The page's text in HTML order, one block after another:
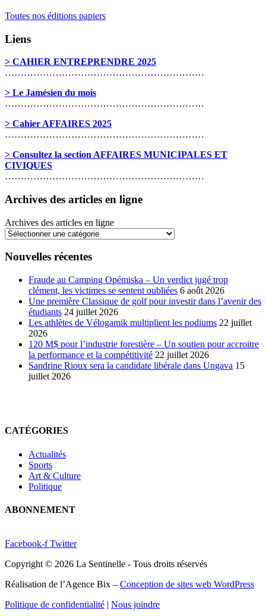
Toutes nos éditions papiers
Liens
> CAHIER ENTREPRENDRE 2025
………………………………………………………
> Le Jamésien du mois
………………………………………………………
> Cahier AFFAIRES 2025
………………………………………………………
> Consultez la section AFFAIRES MUNICIPALES ET
CIVIQUES
………………………………………………………
Archives des articles en ligne
Archives des articles en ligne
Nouvelles récentes
Fraude au Camping Opémiska – Un verdict jugé trop
clément, les victimes se sentent oubliées 6 août 2026
Une première Classique de golf pour investir dans l’avenir des
étudiants 24 juillet 2026
Les athlètes de Vélogamik multiplient les podiums 22 juillet
2026
120 M$ pour l’industrie forestière – Un soutien pour accroitre
la performance et la compétitivité 22 juillet 2026
Sandrine Rioux sera la candidate libérale dans Ungava 15
juillet 2026
CATÉGORIES
Actualités
Sports
Art & Culture
Politique
ABONNEMENT
Facebook-f Twitter
Copyright © 2026 La Sentinelle - Tous droits réservés
Réalisation de l’Agence Bix – Conception de sites web WordPress
Politique de confidentialité | Nous joindre